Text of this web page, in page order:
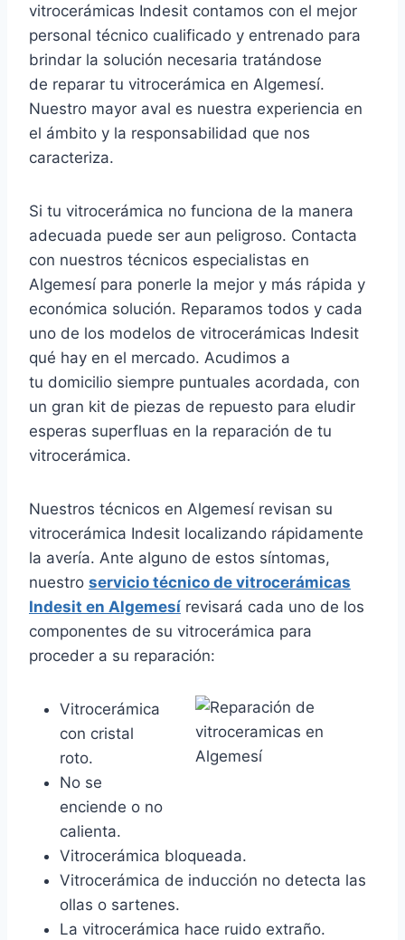
vitrocerámicas Indesit contamos con el mejor
personal técnico cualificado y entrenado para
brindar la solución necesaria tratándose
de reparar tu vitrocerámica en Algemesí.
Nuestro mayor aval es nuestra experiencia en
el ámbito y la responsabilidad que nos
caracteriza.
Si tu vitrocerámica no funciona de la manera
adecuada puede ser aun peligroso. Contacta
con nuestros técnicos especialistas en
Algemesí para ponerle la mejor y más rápida y
económica solución. Reparamos todos y cada
uno de los modelos de vitrocerámicas Indesit
qué hay en el mercado. Acudimos a
tu domicilio siempre puntuales acordada, con
un gran kit de piezas de repuesto para eludir
esperas superfluas en la reparación de tu
vitrocerámica.
Nuestros técnicos en Algemesí revisan su
vitrocerámica Indesit localizando rápidamente
la avería. Ante alguno de estos síntomas,
nuestro servicio técnico de vitrocerámicas
Indesit en Algemesí revisará cada uno de los
componentes de su vitrocerámica para
proceder a su reparación:
Vitrocerámica
con cristal
roto.
No se
enciende o no
calienta.
Vitrocerámica bloqueada.
Vitrocerámica de inducción no detecta las
ollas o sartenes.
La vitrocerámica hace ruido extraño.